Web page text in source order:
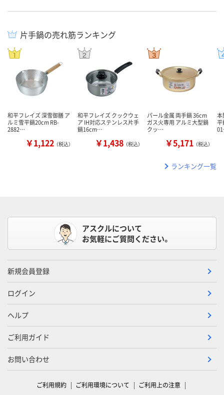
片手鍋の売れ筋ランキング
和平フレイズ 深雪御膳 ア
ルミ雪平鍋20cm RB-
2882…
￥1,122 （税込）
和平フレイズ クックウェ
ア IH対応ステンレス片手
鍋16cm…
￥1,438 （税込）
パール金属 両手鍋 36cm
ガス火専用 アルミ大型鍋
クッ…
￥5,171 （税込）
本
平
ランキング一覧
アスクルについて
お気軽にご質問ください。
新規会員登録
ログイン
ヘルプ
ご利用ガイド
お問い合わせ
ご利用規約 ご利用環境について ご利用上の注意